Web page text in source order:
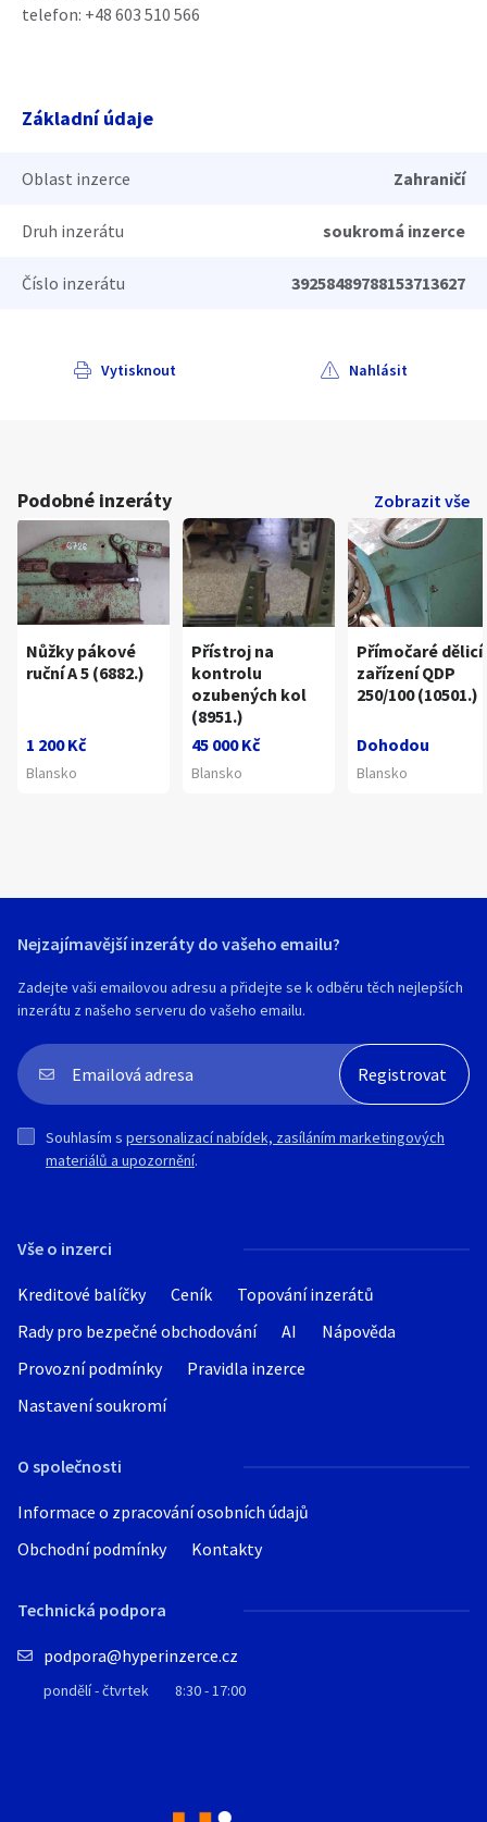
telefon: +48 603 510 566
Základní údaje
Oblast inzerce Zahraničí
Druh inzerátu soukromá inzerce
Číslo inzerátu 39258489788153713627
Vytisknout Nahlásit
Podobné inzeráty Zobrazit vše
Nůžky pákové
ruční A 5 (6882.)
1 200 Kč
Blansko
Přístroj na
kontrolu
ozubených kol
(8951.)
45 000 Kč
Blansko
Přímočaré dělicí
zařízení QDP
250/100 (10501.)
Dohodou
Blansko
Vše o inzerci
Kreditové balíčky Ceník
Topování inzerátů
Rady pro bezpečné obchodování
AI
Nápověda
Provozní podmínky
Pravidla inzerce
Nastavení soukromí
O společnosti
Informace o zpracování osobních údajů
Obchodní podmínky
Kontakty
Technická podpora
podpora@hyperinzerce.cz
pondělí - čtvrtek 8:30 - 17:00
Nejzajímavější inzeráty do vašeho emailu?
Zadejte vaši emailovou adresu a přidejte se k odběru těch nejlepších
inzerátu z našeho serveru do vašeho emailu.
Souhlasím s personalizací nabídek, zasíláním marketingových
materiálů a upozornění.